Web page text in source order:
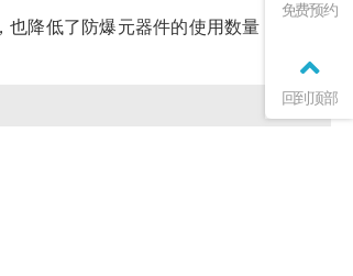
降低了防爆元器件的使用数量，降低了
免费预约
回到顶部